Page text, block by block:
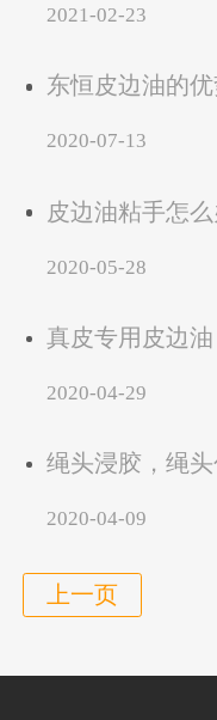
2021-02-23
东恒皮边油的
2020-07-13
皮边油粘手怎
2020-05-28
真皮专用皮边油
2020-04-29
绳头浸胶，绳
2020-04-09